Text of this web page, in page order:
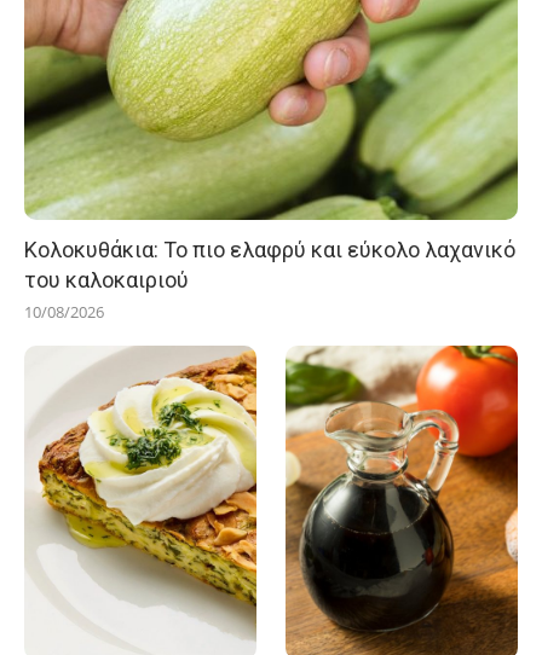
Κολοκυθάκια: Το πιο ελαφρύ και εύκολο λαχανικό
του καλοκαιριού
10/08/2026